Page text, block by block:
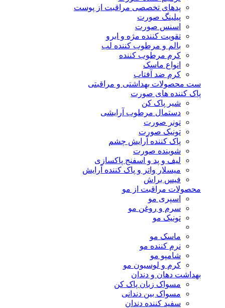
پدهای تخصصی مراقبت از پوست
پیلینگ صورت
اسنس صورت
تقویت کننده مژه و ابرو
بالم و مرطوب کننده لب
کرم مرطوب کننده
انواع ماسک
کرم ضد آفتاب
ست محصولات بهداشتی و مراقبتی
پاک کننده های صورت
شیر پاک کن
دستمال مرطوب آرایشی
تونر صورت
تونیک صورت
پاک کننده آرایش چشم
شوینده صورت
لیف و پد و اسفنج پاکسازی
میسلار واتر و پاک کننده آرایش
فیس براش
محصولات مراقبت از مو
اسپری مو
سرم و روغن مو
تونیک مو
ماسک مو
نرم کننده مو
شامپو مو
کرم و لوسیون مو
بهداشت دهان و دندان
مسواک زبان پاک کن
مسواک بین دندانی
سفید کننده دندان